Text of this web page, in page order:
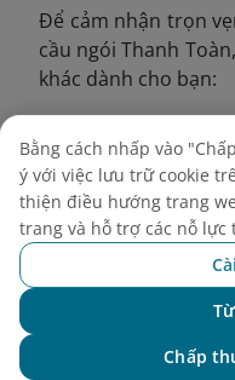
Để cảm nhận trọn
cầu ngói Thanh
khác dành cho bạn:
4.1. Cầu
Cầu Trường Tiền
trong những công
sử và tâm hồn của
thép độc đáo, dáng
lên rực rỡ trong
ngang sông
check-in không thể
Bằng cách nhấp vào
ý với việc lưu trữ cookie
thiện điều hướng trang
trang và hỗ trợ các nỗ
Chấp